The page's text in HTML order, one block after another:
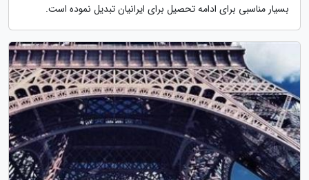
بسیار مناسبی برای ادامه تحصیل برای ایرانیان تبدیل نموده است.